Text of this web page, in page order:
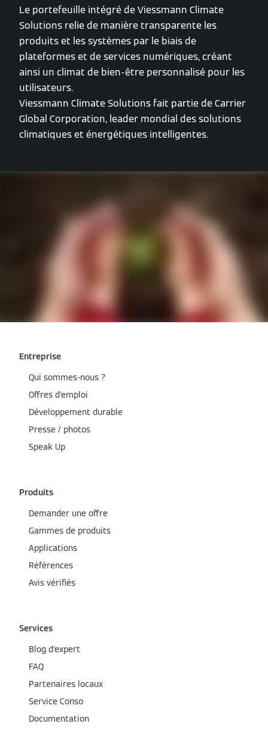
Le portefeuille intégré de Viessmann Climate
Solutions relie de manière transparente les
produits et les systèmes par le biais de
plateformes et de services numériques, créant
ainsi un climat de bien-être personnalisé pour les
utilisateurs.
Viessmann Climate Solutions fait partie de Carrier
Global Corporation, leader mondial des solutions
climatiques et énergétiques intelligentes.
Entreprise
Qui sommes-nous ?
Offres d'emploi
Développement durable
Presse / photos
Speak Up
Produits
Demander une offre
Gammes de produits
Applications
Références
Avis vérifiés
Services
Blog d'expert
FAQ
Partenaires locaux
Service Conso
Documentation